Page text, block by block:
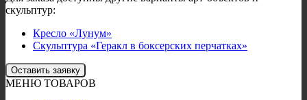
скульптур:
Кресло «Лунум»
Скульптура «Геракл в боксерских перчатках»
Оставить заявку
МЕНЮ ТОВАРОВ